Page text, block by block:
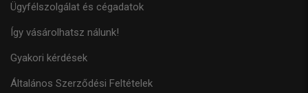
Ügyfélszolgálat és cégadatok
Így vásárolhatsz nálunk!
Gyakori kérdések
Általános Szerződési Feltételek